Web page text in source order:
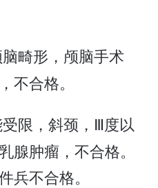
畸形，颅脑手术
不合格。
限，斜颈，Ⅲ度以
腺肿瘤，不合格。
兵不合格。